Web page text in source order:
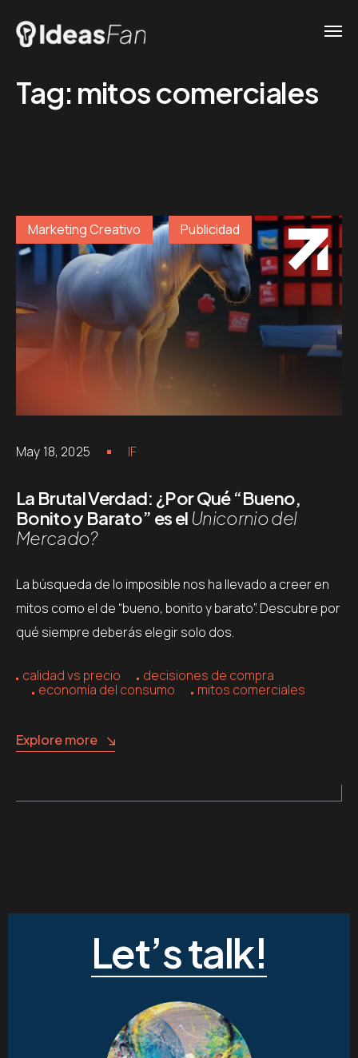
Tag: mitos comerciales
Marketing Creativo Publicidad
May 18, 2025 IF
La Brutal Verdad: ¿Por Qué “Bueno,
Bonito y Barato” es el Unicornio del
Mercado?
La búsqueda de lo imposible nos ha llevado a creer en
mitos como el de “bueno, bonito y barato”. Descubre por
qué siempre deberás elegir solo dos.
calidad vs precio
decisiones de compra
economía del consumo
mitos comerciales
Explore more
Let’s talk!